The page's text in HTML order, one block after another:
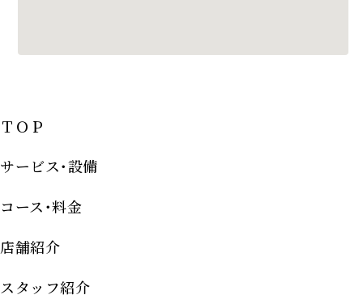
ＴＯＰ
サービス･設備
コース･料金
店舗紹介
スタッフ紹介